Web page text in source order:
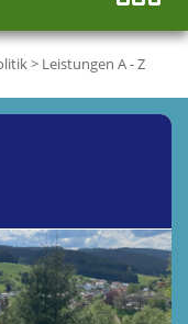
> Leistungen A - Z